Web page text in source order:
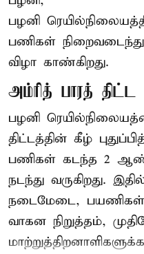
பழனி
பணிகள்
விழா காண்கிறது.
அம்ரித் பாரத்
பழனி
திட்டத்தின் கீழ்
பணிகள் கடந்த 2
நடந்து வருகிறது.
நடைமேடை, பயணிகள்
வாகன நிறுத்தம்,